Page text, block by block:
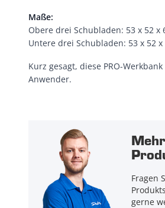
Maße:
Obere drei Schubladen: 53 x 52 x
Untere drei Schubladen: 53 x 52 x
Kurz gesagt, diese PRO-
Anwender.
Fragen
gerne